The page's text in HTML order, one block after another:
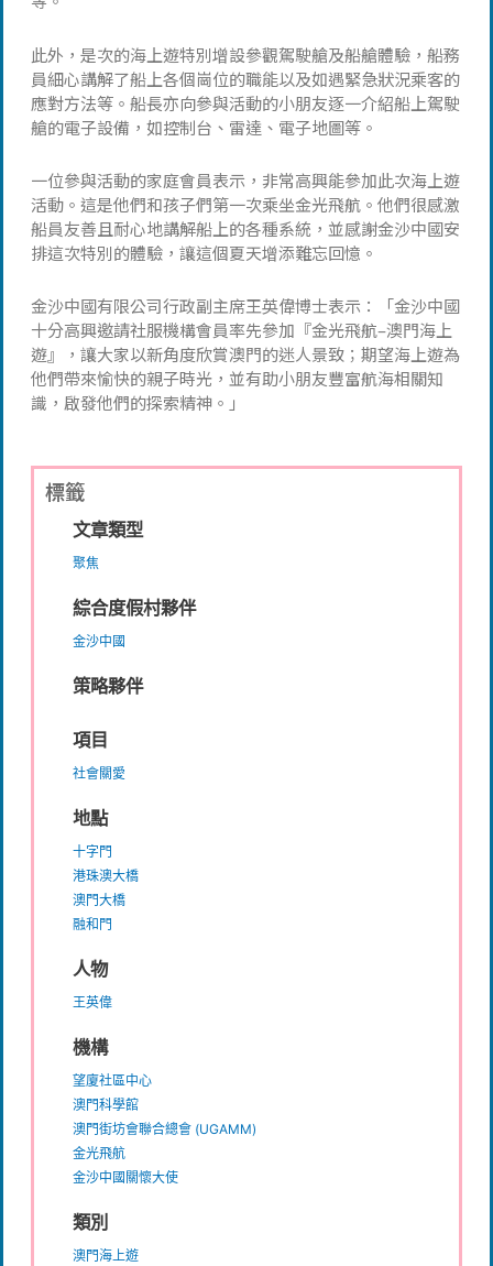
此外，是次的海上遊特別增設參觀駕駛艙及船艙體驗，船務
員細心講解了船上各個崗位的職能以及如遇緊急狀況乘客的
應對方法等。船長亦向參與活動的小朋友逐一介紹船上駕駛
艙的電子設備，如控制台、雷達、電子地圖等。
一位參與活動的家庭會員表示，非常高興能參加此次海上遊
活動。這是他們和孩子們第一次乘坐金光飛航。他們很感激
船員友善且耐心地講解船上的各種系統，並感謝金沙中國安
排這次特別的體驗，讓這個夏天增添難忘回憶。
金沙中國有限公司行政副主席王英偉博士表示：「金沙中國
十分高興邀請社服機構會員率先參加『金光飛航–澳門海上
遊』，讓大家以新角度欣賞澳門的迷人景致；期望海上遊為
他們帶來愉快的親子時光，並有助小朋友豐富航海相關知
識，啟發他們的探索精神。」
標籤
文章類型
聚焦
綜合度假村夥伴
金沙中國
策略夥伴
項目
社會關愛
地點
十字門
港珠澳大橋
澳門大橋
融和門
人物
王英偉
機構
望廈社區中心
澳門科學館
澳門街坊會聯合總會 (UGAMM)
金光飛航
金沙中國關懷大使
類別
澳門海上遊